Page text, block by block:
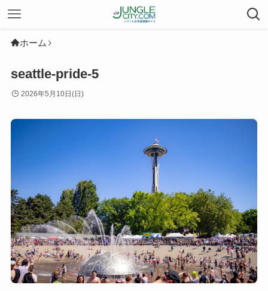
ホーム
seattle-pride-5
2026年5月10日(日)